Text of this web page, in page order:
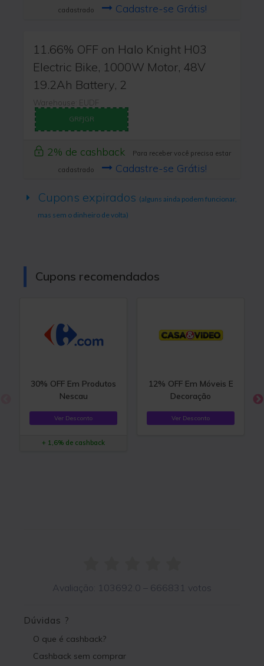
cadastrado
Cadastre-se Grátis!
11.66% OFF on Halo Knight H03
Electric Bike, 1000W Motor, 48V
19.2Ah Battery, 2
Warehouse: EUDF
GRFJGR
2% de cashback
Para receber você precisa estar
cadastrado
Cadastre-se Grátis!
Cupons expirados (alguns ainda podem funcionar,
mas sem o dinheiro de volta)
Cupons recomendados
30% OFF Em Produtos
Nescau
Ver Desconto
+ 1,6% de cashback
12% OFF Em Móveis E
Decoração
Ver Desconto
Avaliação: 103692.0 – 666831 votos
Dúvidas ?
O que é cashback?
Cashback sem comprar